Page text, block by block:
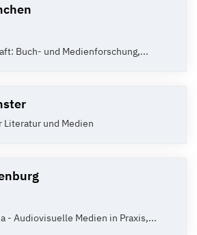
Buch- und Medienforschung,...
und Medien
- Audiovisuelle Medien in Praxis,...